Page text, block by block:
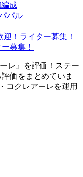
編成
パル
！ライター募集！
募集！
レ』を評価！ステー
価をまとめていま
コクレアーレを運用